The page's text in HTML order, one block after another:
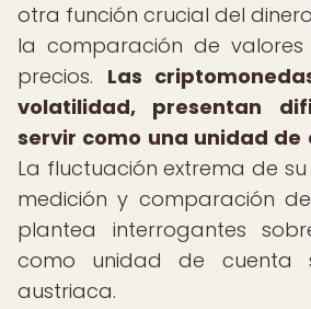
otra función crucial del
la comparación de
precios. Las
volatilidad, presentan
servir como una unidad de
La fluctuación extrema de
medición y comparación
plantea interrogantes
como unidad de cuenta
austriaca.